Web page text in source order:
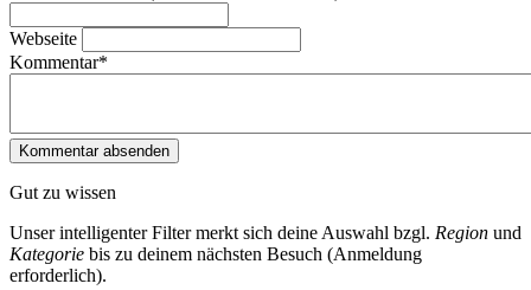
Webseite
Kommentar*
Gut zu wissen
Unser intelligenter Filter merkt sich deine Auswahl bzgl. Region und
Kategorie bis zu deinem nächsten Besuch (Anmeldung
erforderlich).